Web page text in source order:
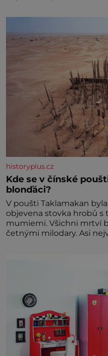
historyplus.cz
Kde se v čínské
blonďáci?
V poušti Taklamakan
objevena stovka hrobů
mumiemi. Všichni mrtví
četnými milodary. Asi
dávných lidí nesmírně
odborníci zdejším